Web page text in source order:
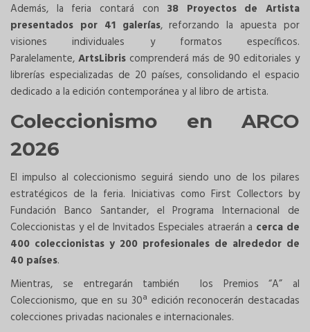
Además, la feria contará con 38 Proyectos de Artista
presentados por 41 galerías, reforzando la apuesta por
visiones individuales y formatos específicos.
Paralelamente, ArtsLibris comprenderá más de 90 editoriales y
librerías especializadas de 20 países, consolidando el espacio
dedicado a la edición contemporánea y al libro de artista.
Coleccionismo en ARCO
2026
El impulso al coleccionismo seguirá siendo uno de los pilares
estratégicos de la feria. Iniciativas como First Collectors by
Fundación Banco Santander, el Programa Internacional de
Coleccionistas y el de Invitados Especiales atraerán a cerca de
400 coleccionistas y 200 profesionales de alrededor de
40 países.
Mientras, se entregarán también los Premios “A” al
Coleccionismo, que en su 30ª edición reconocerán destacadas
colecciones privadas nacionales e internacionales.